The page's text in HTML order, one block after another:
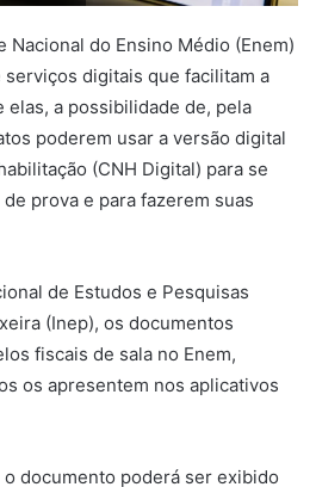
Nacional do Ensino Médio (Enem)
digitais que facilitam a
elas, a possibilidade de, pela
poderem usar a versão digital
(CNH Digital) para se
prova e para fazerem suas
de Estudos e Pesquisas
(Inep), os documentos
fiscais de sala no Enem,
os apresentem nos aplicativos
o documento poderá ser exibido